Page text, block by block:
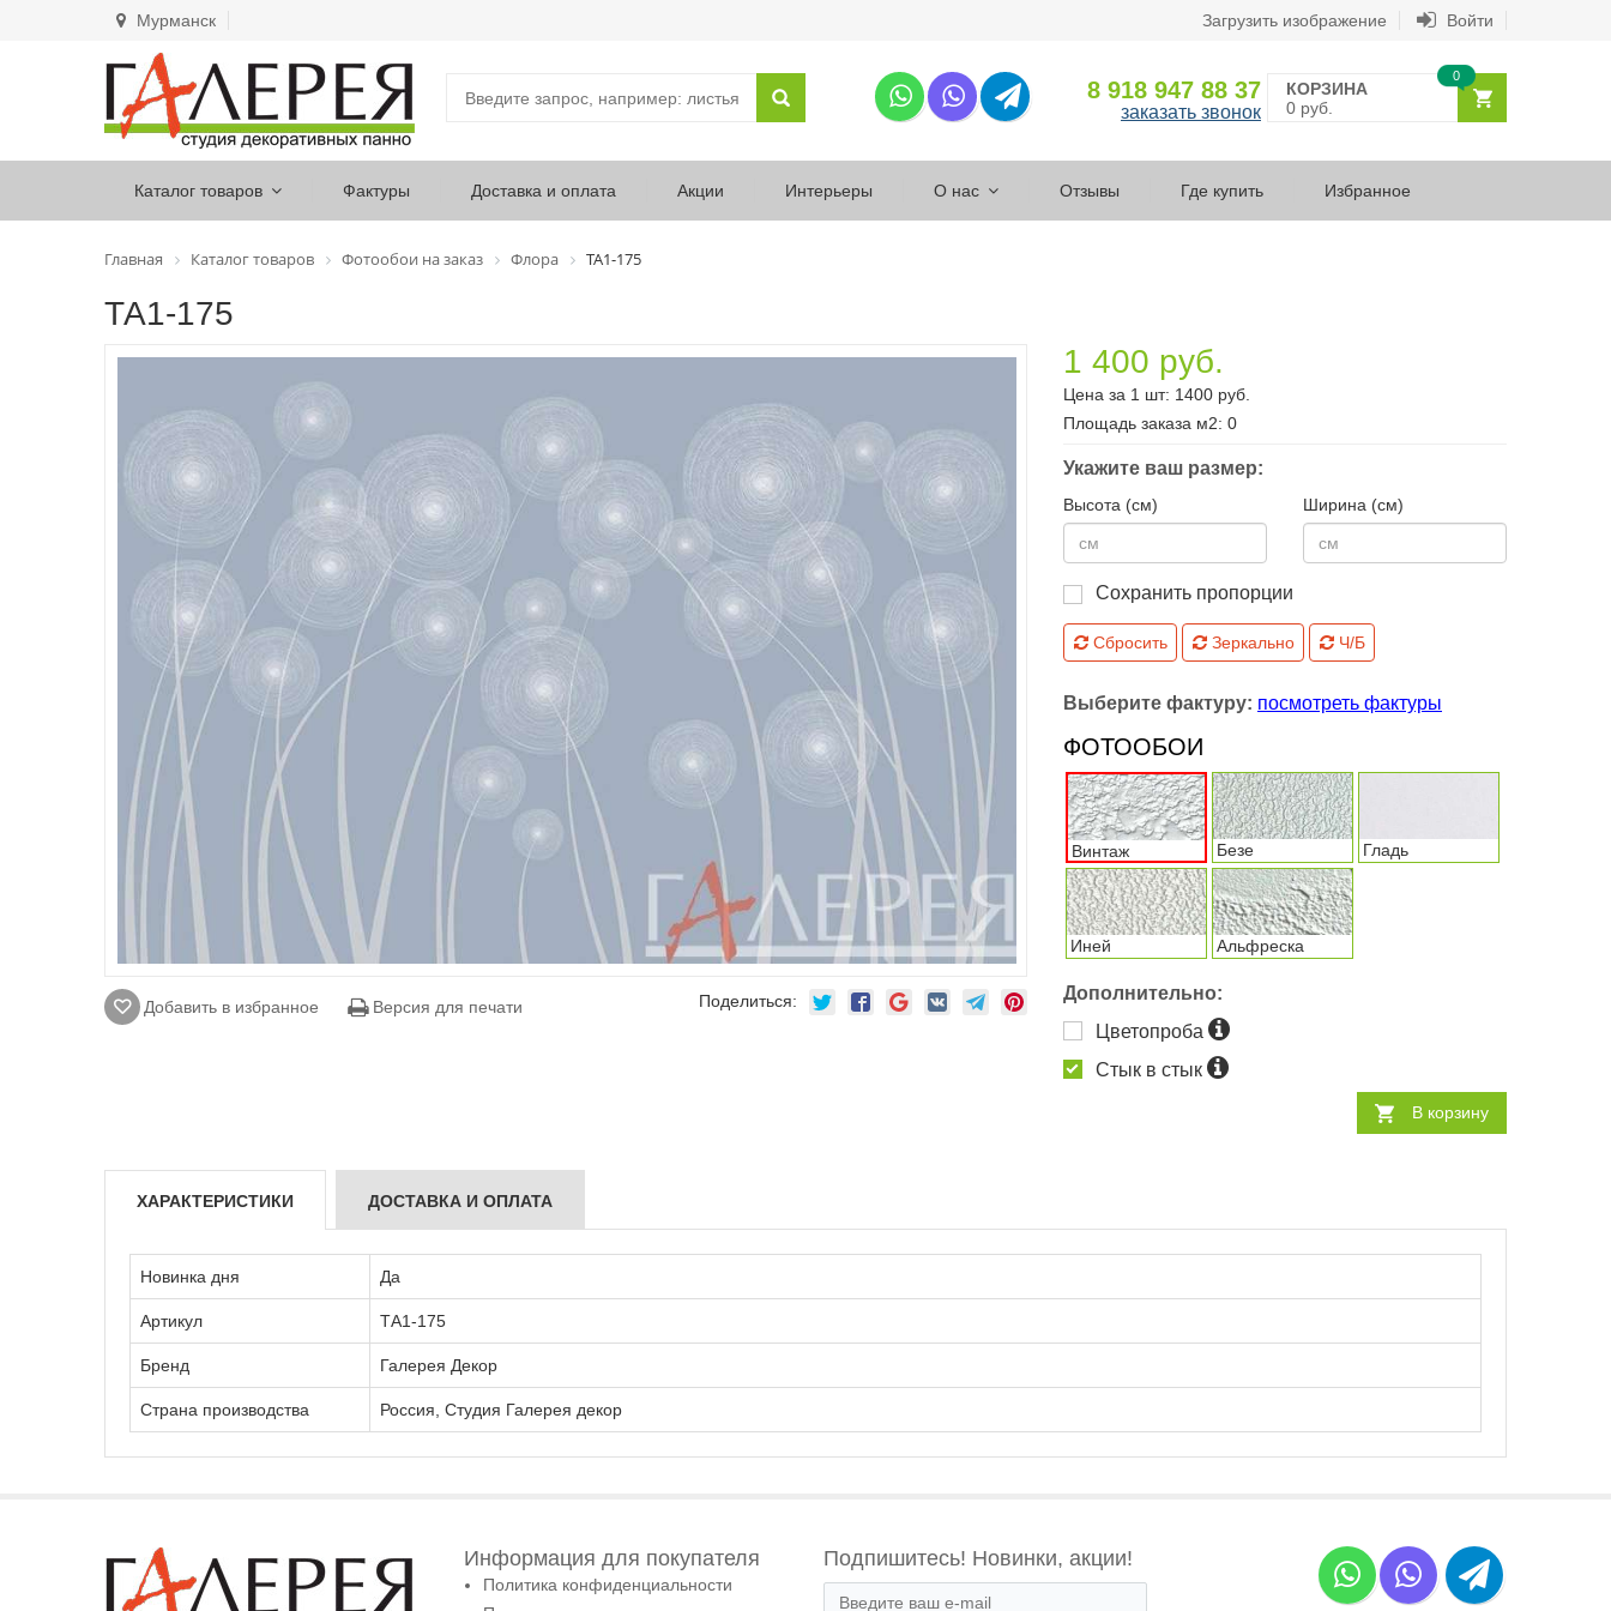
Мурманск Загрузить изображение Войти
8 918 947 88 37
заказать звонок
КОРЗИНА
0 руб.
0
Каталог товаров Фактуры Доставка и оплата Акции Интерьеры О нас Отзывы Где купить Избранное
Главная Каталог товаров Фотообои на заказ Флора ТА1-175
ТА1-175
Добавить в избранное Версия для печати Поделиться:
1 400 руб.
Цена за 1 шт: 1400 руб.
Площадь заказа м2: 0
Укажите ваш размер:
Высота (см) Ширина (см)
Сохранить пропорции
Сбросить Зеркально Ч/Б
Выберите фактуру: посмотреть фактуры
ФОТООБОИ
Винтаж Безе Гладь
Иней Альфреска
Дополнительно:
Цветопроба
Стык в стык
В корзину
ХАРАКТЕРИСТИКИ ДОСТАВКА И ОПЛАТА
Новинка дня Да
Артикул ТА1-175
Бренд Галерея Декор
Страна производства Россия, Студия Галерея декор
Информация для покупателя
Политика конфиденциальности
Подпишитесь! Новинки, акции!